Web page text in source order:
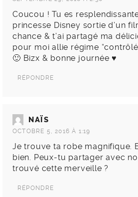
Coucou ! Tu es
princesse Disney sortie d’un
chance & t’ai partagé ma
pour moi allie régime
🙂 Bizx & bonne journée ♥
RÉPONDRE
NAÏS
OCTOBRE 5, 2016 À 1:19
Je trouve ta robe magnifique.
bien. Peux-tu partager avec
trouvé cette merveille ?
RÉPONDRE